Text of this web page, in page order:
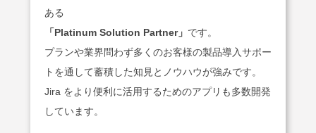
ある
「Platinum Solution Partner」 です。
プランや業界問わず多くのお客様の製品導入サポー
トを通して蓄積した知見とノウハウが強みです。
Jira をより便利に活用するためのアプリも多数開発
しています。